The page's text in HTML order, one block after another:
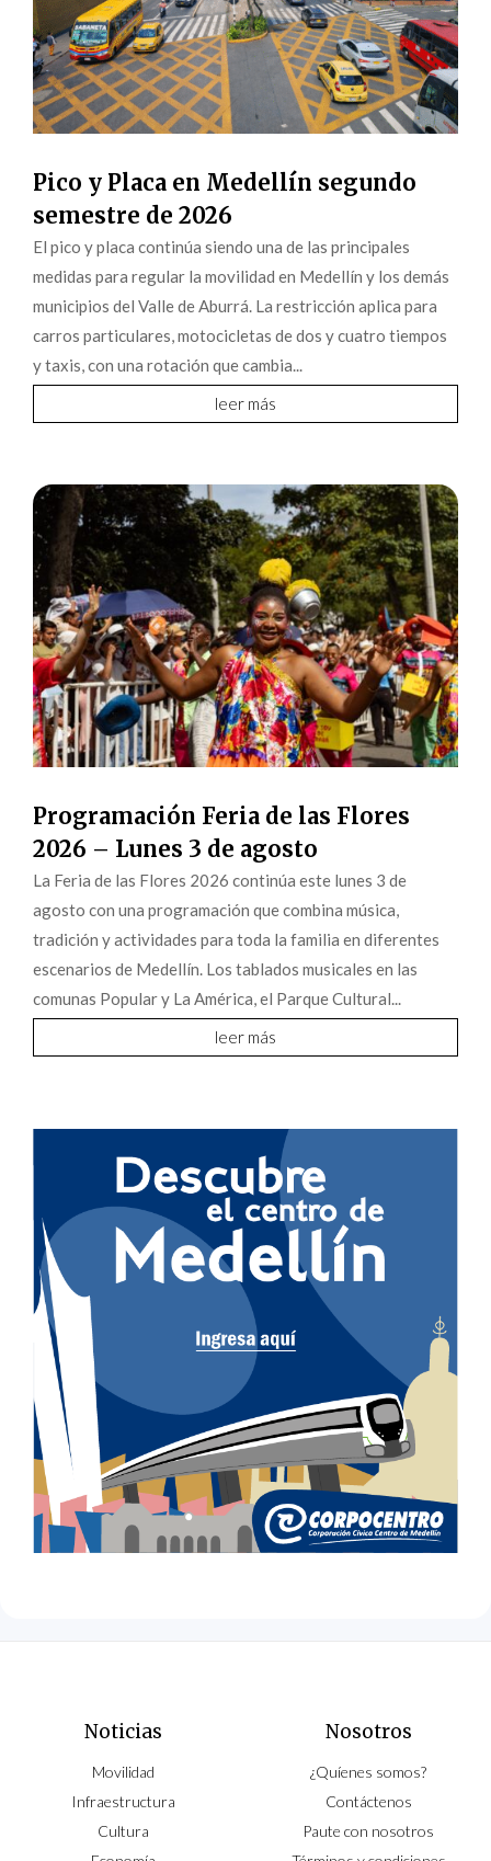
Pico y Placa en Medellín segundo
semestre de 2026
El pico y placa continúa siendo una de las principales
medidas para regular la movilidad en Medellín y los demás
municipios del Valle de Aburrá. La restricción aplica para
carros particulares, motocicletas de dos y cuatro tiempos
y taxis, con una rotación que cambia...
leer más
Programación Feria de las Flores
2026 – Lunes 3 de agosto
La Feria de las Flores 2026 continúa este lunes 3 de
agosto con una programación que combina música,
tradición y actividades para toda la familia en diferentes
escenarios de Medellín. Los tablados musicales en las
comunas Popular y La América, el Parque Cultural...
leer más
Noticias
Movilidad
Infraestructura
Cultura
Nosotros
¿Quíenes somos?
Contáctenos
Paute con nosotros